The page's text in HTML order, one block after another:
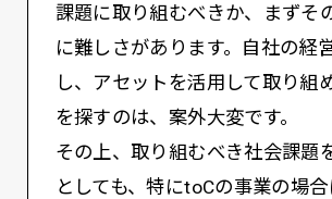
課題に取り組むべきか、まずそ
に難しさがあります。自社の経
し、アセットを活用して取り組
を探すのは、案外大変です。
その上、取り組むべき社会課題
としても、特にtoCの事業の場